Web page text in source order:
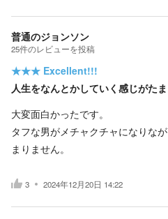
普通のジョンソン
25件のレビューを投稿
★★★ Excellent!!!
人生をなんとかしていく感じがた
大変面白かったです。
タフな男がメチャクチャになりな
まりません。
3 2024年12月20日 14:22